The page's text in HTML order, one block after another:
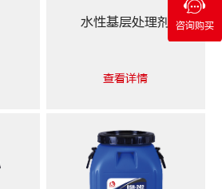
水性基层处理剂
查看详情
咨询购买